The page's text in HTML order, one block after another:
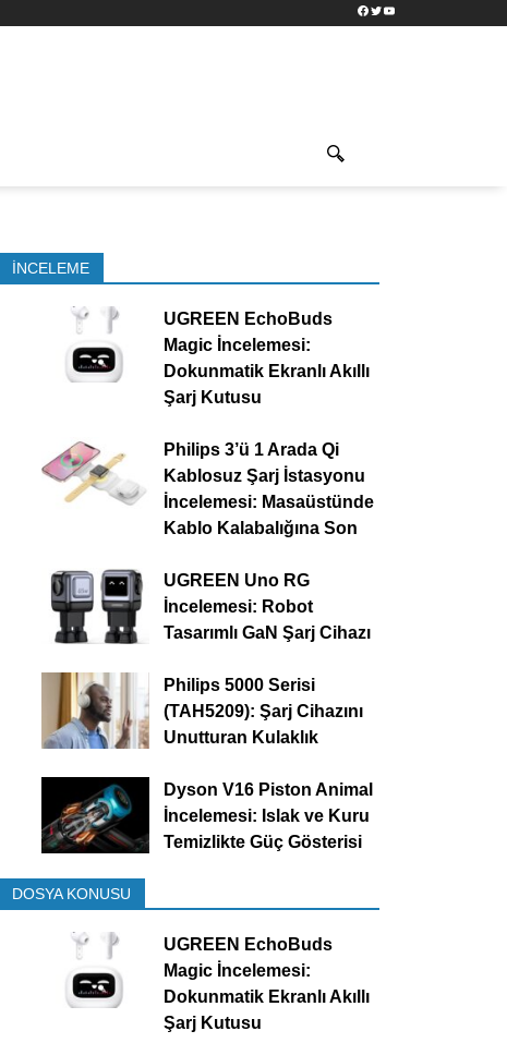
Facebook
TwitterYouTube
İNCELEME
UGREEN EchoBuds
Magic İncelemesi:
Dokunmatik Ekranlı Akıllı
Şarj Kutusu
Philips 3’ü 1 Arada Qi
Kablosuz Şarj İstasyonu
İncelemesi: Masaüstünde
Kablo Kalabalığına Son
UGREEN Uno RG
İncelemesi: Robot
Tasarımlı GaN Şarj Cihazı
Philips 5000 Serisi
(TAH5209): Şarj Cihazını
Unutturan Kulaklık
Dyson V16 Piston Animal
İncelemesi: Islak ve Kuru
Temizlikte Güç Gösterisi
DOSYA KONUSU
UGREEN EchoBuds
Magic İncelemesi:
Dokunmatik Ekranlı Akıllı
Şarj Kutusu